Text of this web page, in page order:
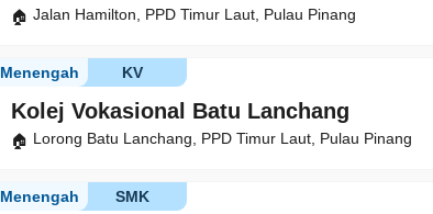
Jalan Hamilton, PPD Timur Laut, Pulau Pinang
Kolej Vokasional Batu Lanchang
KV
Menengah
Lorong Batu Lanchang, PPD Timur Laut, Pulau Pinang
SMK
Menengah